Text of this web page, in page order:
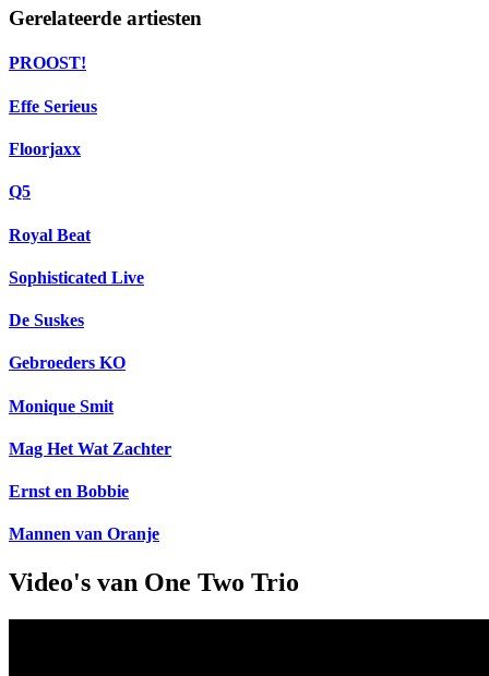
Gerelateerde artiesten
PROOST!
Effe Serieus
Floorjaxx
Q5
Royal Beat
Sophisticated Live
De Suskes
Gebroeders KO
Monique Smit
Mag Het Wat Zachter
Ernst en Bobbie
Mannen van Oranje
Video's van One Two Trio